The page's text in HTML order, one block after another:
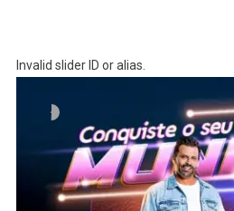
Invalid slider ID or alias.